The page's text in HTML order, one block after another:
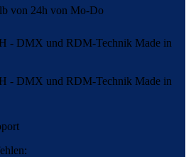
von 24h von Mo-Do